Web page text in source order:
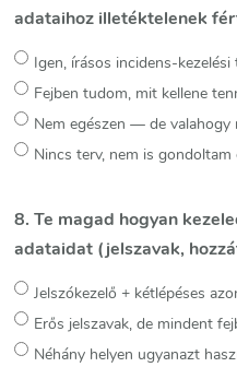
adataihoz illetéktelenek
Igen, írásos incidens-kezelési
Fejben tudom, mit kellene
Nem egészen — de valahogy
Nincs terv, nem is gondoltam
8. Te magad hogyan
adataidat (jelszavak,
Jelszókezelő + kétlépéses
Erős jelszavak, de mindent
Néhány helyen ugyanazt